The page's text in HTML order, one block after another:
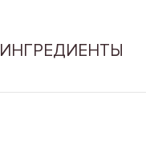
ИНГРЕДИЕНТЫ